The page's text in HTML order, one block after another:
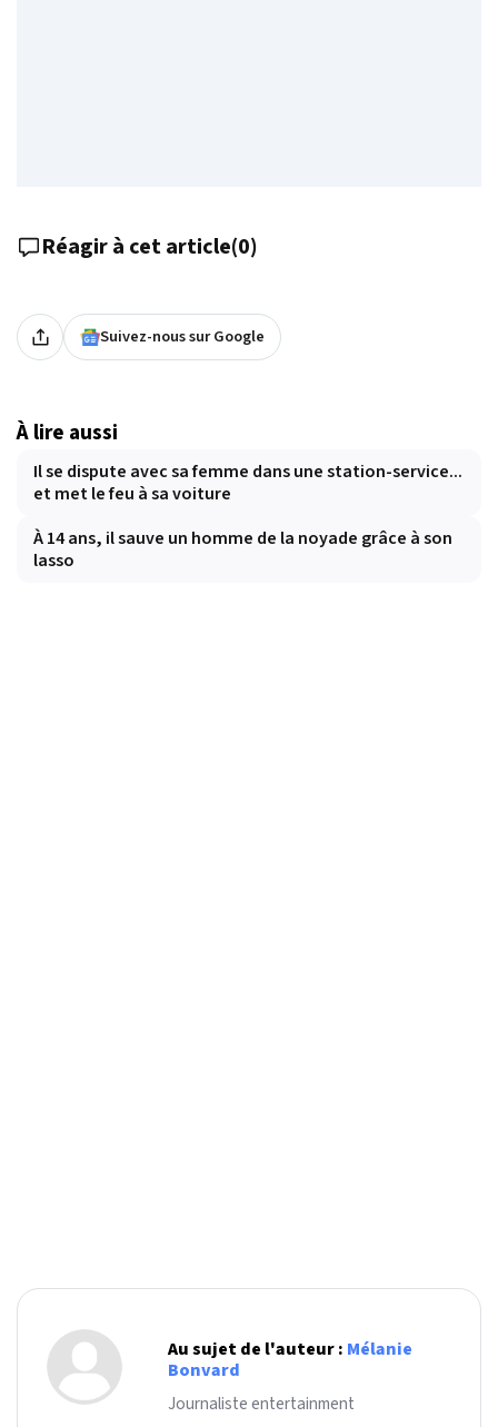
Réagir à cet article(0)
Suivez-nous sur Google
À lire aussi
Il se dispute avec sa femme dans une station-service...
et met le feu à sa voiture
À 14 ans, il sauve un homme de la noyade grâce à son
lasso
Au sujet de l'auteur : Mélanie
Bonvard
Journaliste entertainment